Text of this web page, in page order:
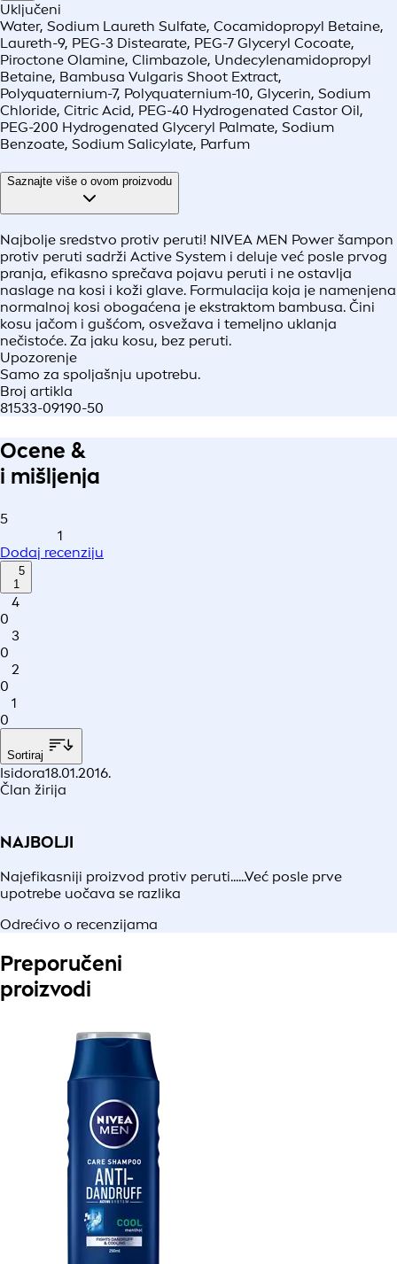
Uključeni
Water, Sodium Laureth Sulfate, Cocamidopropyl Betaine,
Laureth-9, PEG-3 Distearate, PEG-7 Glyceryl Cocoate,
Piroctone Olamine, Climbazole, Undecylenamidopropyl
Betaine, Bambusa Vulgaris Shoot Extract,
Polyquaternium-7, Polyquaternium-10, Glycerin, Sodium
Chloride, Citric Acid, PEG-40 Hydrogenated Castor Oil,
PEG-200 Hydrogenated Glyceryl Palmate, Sodium
Benzoate, Sodium Salicylate, Parfum
Saznajte više o ovom proizvodu
Najbolje sredstvo protiv peruti! NIVEA MEN Power šampon
protiv peruti sadrži Active System i deluje već posle prvog
pranja, efikasno sprečava pojavu peruti i ne ostavlja
naslage na kosi i koži glave. Formulacija koja je namenjena
normalnoj kosi obogaćena je ekstraktom bambusa. Čini
kosu jačom i gušćom, osvežava i temeljno uklanja
nečistoće. Za jaku kosu, bez peruti.
Upozorenje
Samo za spoljašnju upotrebu.
Broj artikla
81533-09190-50
Ocene &
i mišljenja
5
1
Dodaj recenziju
5
1
4
0
3
0
2
0
1
0
Sortiraj
Isidora18.01.2016.
Član žirija
NAJBOLJI
Najefikasniji proizvod protiv peruti......Već posle prve
upotrebe uočava se razlika
Odrećivo o recenzijama
Preporučeni
proizvodi